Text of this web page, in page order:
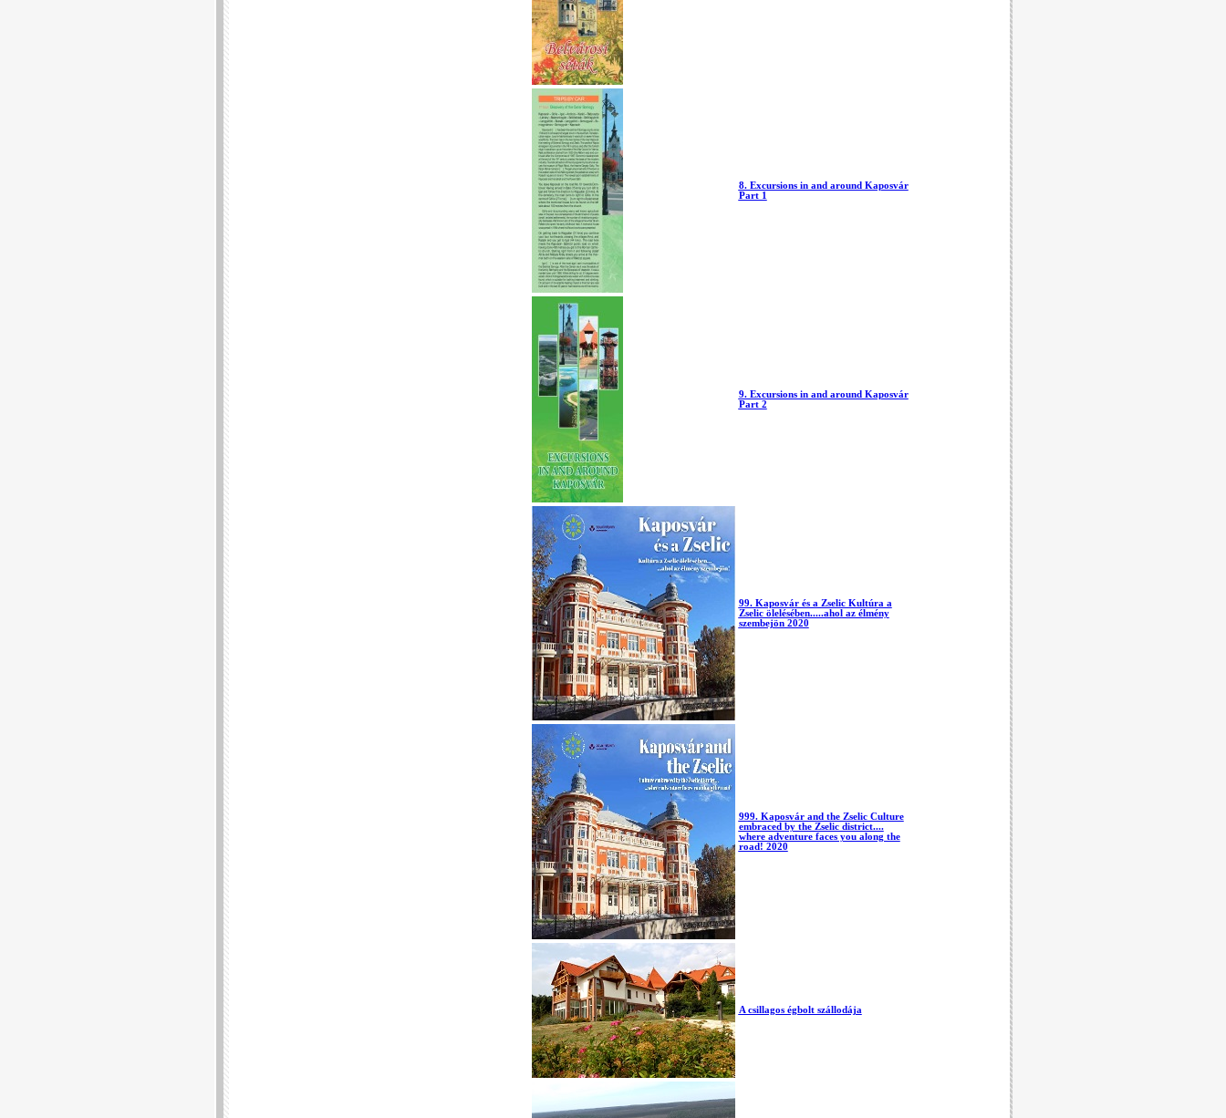
8. Excursions in and around Kaposvár
Part 1
9. Excursions in and around Kaposvár
Part 2
99. Kaposvár és a Zselic Kultúra a
Zselic ölelésében.....ahol az élmény
szembejön 2020
999. Kaposvár and the Zselic Culture
embraced by the Zselic district....
where adventure faces you along the
road! 2020
A csillagos égbolt szállodája